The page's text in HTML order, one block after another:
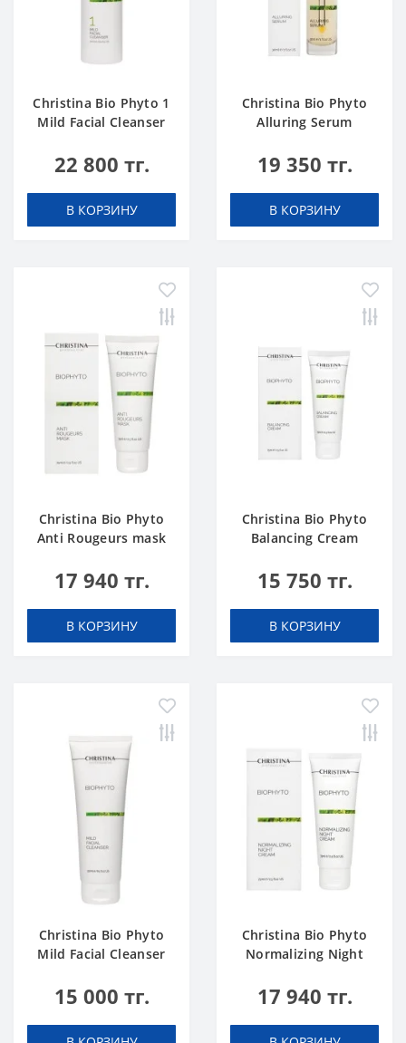
Christina Bio Phyto 1
Mild Facial Cleanser
22 800 тг.
В КОРЗИНУ
Christina Bio Phyto
Alluring Serum
19 350 тг.
В КОРЗИНУ
Christina Bio Phyto
Anti Rougeurs mask
17 940 тг.
В КОРЗИНУ
Christina Bio Phyto
Balancing Cream
15 750 тг.
В КОРЗИНУ
Christina Bio Phyto
Mild Facial Cleanser
15 000 тг.
Christina Bio Phyto
Normalizing Night
17 940 тг.